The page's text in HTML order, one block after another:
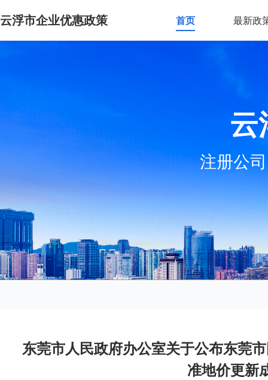
云浮市企业优惠政策 首页 最新政
云
注册公
东莞市人民政府办公室关于公布东莞
准地价更新